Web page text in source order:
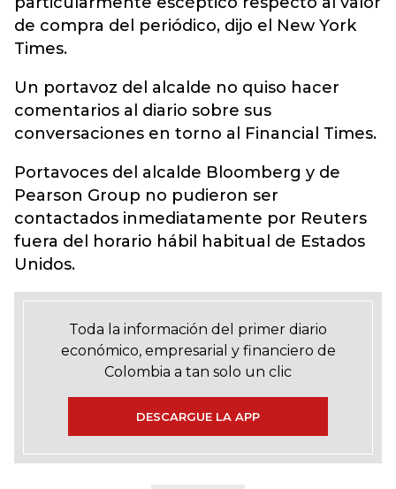
de compra del periódico, dijo el New York
Times.
Un portavoz del alcalde no quiso hacer
comentarios al diario sobre sus
conversaciones en torno al Financial Times.
Portavoces del alcalde Bloomberg y de
Pearson Group no pudieron ser
contactados inmediatamente por Reuters
fuera del horario hábil habitual de Estados
Unidos.
Toda la información del primer diario
económico, empresarial y financiero de
Colombia a tan solo un clic
DESCARGUE LA APP